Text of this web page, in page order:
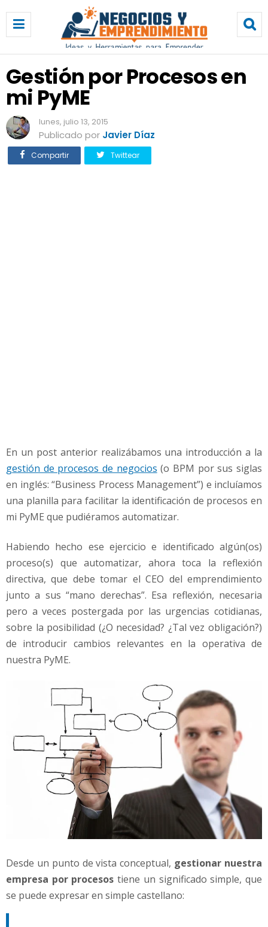
s
t
ó
n
p
o
r
P
r
Gestión por Procesos en
mi PyME
lunes, julio 13, 2015
Publicado por Javier Díaz
Compartir Twittear
En un post anterior realizábamos una introducción a la
gestión de procesos de negocios (o BPM por sus siglas
en inglés: “Business Process Management”) e incluíamos
una planilla para facilitar la identificación de procesos en
mi PyME que pudiéramos automatizar.
Habiendo hecho ese ejercicio e identificado algún(os)
proceso(s) que automatizar, ahora toca la reflexión
directiva, que debe tomar el CEO del emprendimiento
junto a sus “mano derechas”. Esa reflexión, necesaria
pero a veces postergada por las urgencias cotidianas,
sobre la posibilidad (¿O necesidad? ¿Tal vez obligación?)
de introducir cambios relevantes en la operativa de
nuestra PyME.
Desde un punto de vista conceptual, gestionar nuestra
empresa por procesos tiene un significado simple, que
se puede expresar en simple castellano: